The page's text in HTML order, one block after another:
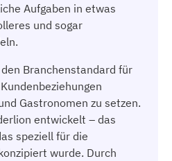
Aufgaben in etwas
und sogar
Branchenstandard für
Gastronomen zu setzen.
entwickelt – das
speziell für die
wurde. Durch